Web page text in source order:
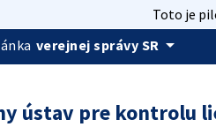
Toto je
verejnej správy SR arrow_drop_down
ústav pre kontrolu